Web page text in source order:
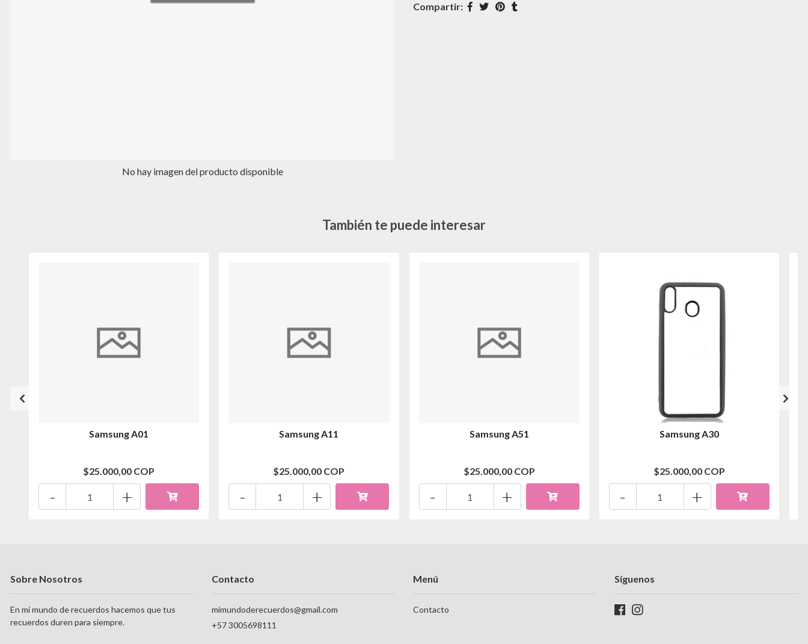
No hay imagen del producto disponible
Compartir:
También te puede interesar
Samsung A01
$25.000,00 COP
+
-
Samsung A11
$25.000,00 COP
+
-
Samsung A51
$25.000,00 COP
+
-
Samsung A30
$25.000,00 COP
+
-
Sobre Nosotros
En mi mundo de recuerdos hacemos que tus
recuerdos duren para siempre.
Contacto
mimundoderecuerdos@gmail.com
+57 3005698111
Menú
Contacto
Síguenos